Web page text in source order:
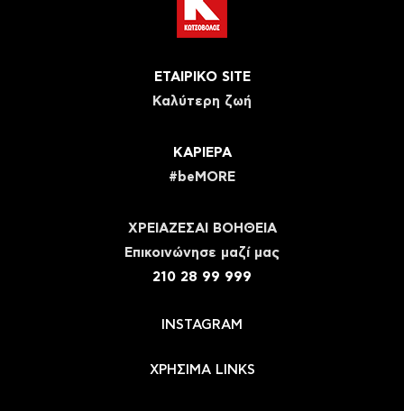
ΕΤΑΙΡΙΚΟ SITE
Καλύτερη ζωή
ΚΑΡΙΕΡΑ
#beMORE
ΧΡΕΙΑΖΕΣΑΙ ΒΟΗΘΕΙΑ
Eπικοινώνησε μαζί μας
210 28 99 999
INSTAGRAM
ΧΡΗΣΙΜΑ LINKS